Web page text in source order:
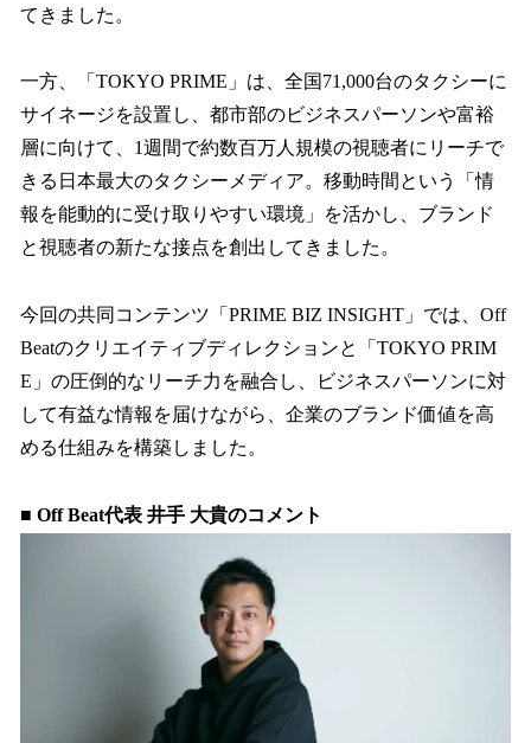
てきました。
一方、「TOKYO PRIME」は、全国71,000台のタクシーに
サイネージを設置し、都市部のビジネスパーソンや富裕
層に向けて、1週間で約数百万人規模の視聴者にリーチで
きる日本最大のタクシーメディア。移動時間という「情
報を能動的に受け取りやすい環境」を活かし、ブランド
と視聴者の新たな接点を創出してきました。
今回の共同コンテンツ「PRIME BIZ INSIGHT」では、Off
Beatのクリエイティブディレクションと「TOKYO PRIM
E」の圧倒的なリーチ力を融合し、ビジネスパーソンに対
して有益な情報を届けながら、企業のブランド価値を高
める仕組みを構築しました。
■ Off Beat代表 井手 大貴のコメント